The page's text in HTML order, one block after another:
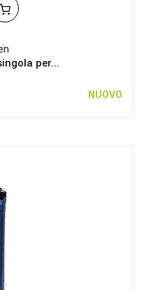
per...
NUOVO